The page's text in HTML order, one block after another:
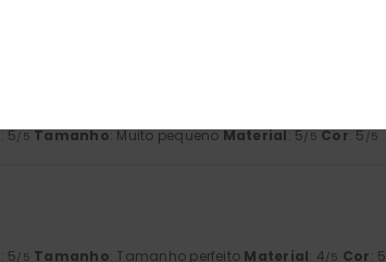
: 5/5 Tamanho: Muito pequeno Material: 5/5 Cor: 5 /5
: 5/5 Tamanho: Tamanho perfeito Material: 4/5 Cor: 5